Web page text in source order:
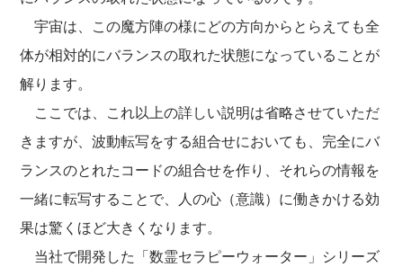
宇宙は、この魔方陣の様にどの方向からとらえても全
体が相対的にバランスの取れた状態になっていることが
解ります。
ここでは、これ以上の詳しい説明は省略させていただ
きますが、波動転写をする組合せにおいても、完全にバ
ランスのとれたコードの組合せを作り、それらの情報を
一緒に転写することで、人の心（意識）に働きかける効
果は驚くほど大きくなります。
当社で開発した「数霊セラピーウォーター」シリーズ